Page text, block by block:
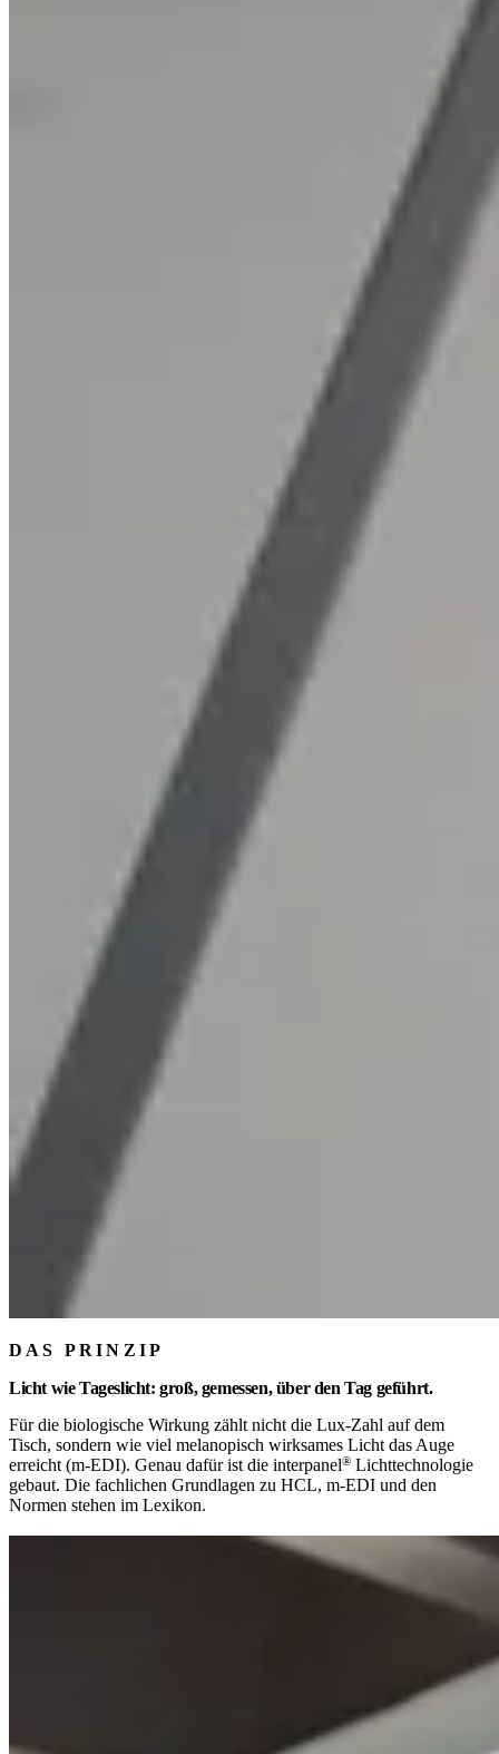
DAS PRINZIP
Licht wie Tageslicht: groß, gemessen, über den Tag geführt.
Für die biologische Wirkung zählt nicht die Lux-Zahl auf dem
Tisch, sondern wie viel melanopisch wirksames Licht das Auge
erreicht (m-EDI). Genau dafür ist die interpanel® Lichttechnologie
gebaut. Die fachlichen Grundlagen zu HCL, m-EDI und den
Normen stehen im Lexikon.